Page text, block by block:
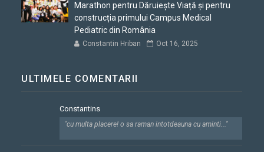
Marathon pentru Dăruiește Viață și pentru
construcția primului Campus Medical
Pediatric din România
Constantin Hriban Oct 16, 2025
ULTIMELE COMENTARII
Constantins
"cu multa placere! o sa raman intotdeauna cu aminti..."